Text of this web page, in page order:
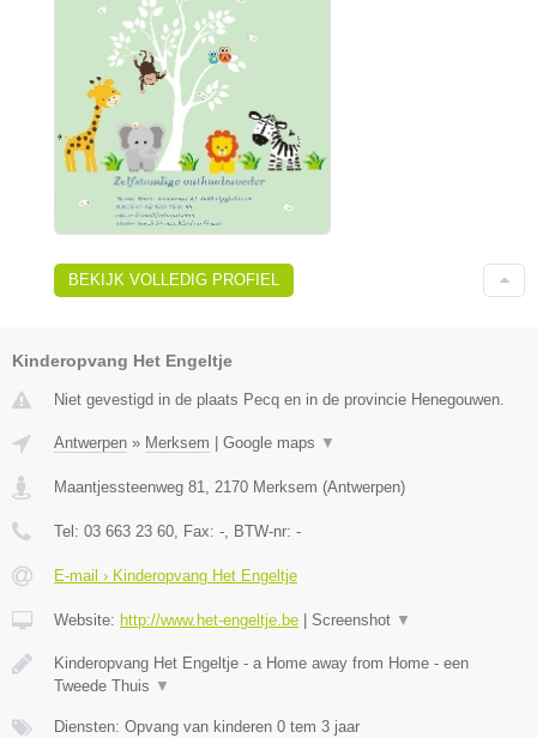
BEKIJK VOLLEDIG PROFIEL
Kinderopvang Het Engeltje
Niet gevestigd in de plaats Pecq en in de provincie Henegouwen.
Antwerpen » Merksem Google maps ▼
Maantjessteenweg 81, 2170 Merksem (Antwerpen)
Tel: 03 663 23 60, Fax: -, BTW-nr: -
E-mail › Kinderopvang Het Engeltje
Website: http://www.het-engeltje.be Screenshot ▼
Kinderopvang Het Engeltje - a Home away from Home - een
Tweede Thuis ▼
Diensten: Opvang van kinderen 0 tem 3 jaar